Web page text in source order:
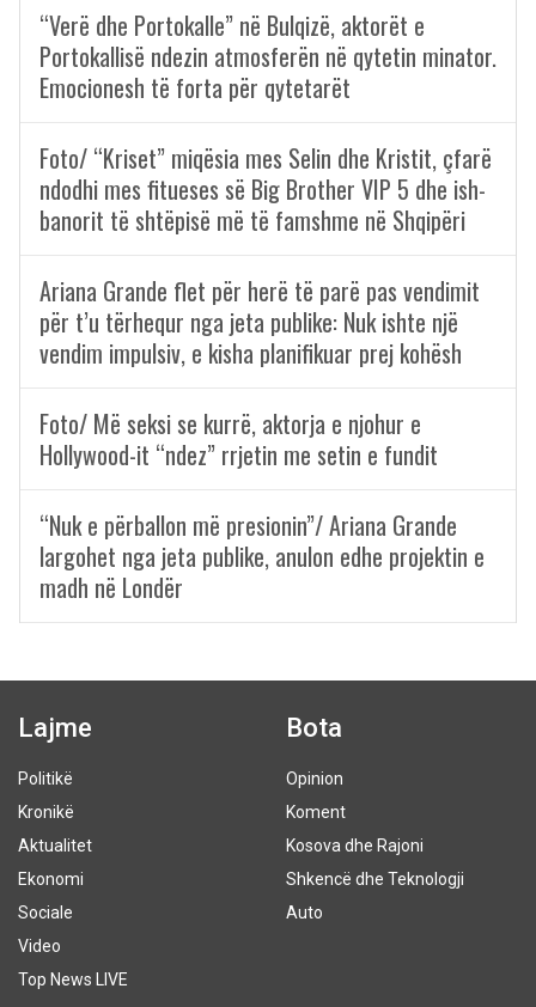
“Verë dhe Portokalle” në Bulqizë, aktorët e
Portokallisë ndezin atmosferën në qytetin minator.
Emocionesh të forta për qytetarët
Foto/ “Kriset” miqësia mes Selin dhe Kristit, çfarë
ndodhi mes fitueses së Big Brother VIP 5 dhe ish-
banorit të shtëpisë më të famshme në Shqipëri
Ariana Grande flet për herë të parë pas vendimit
për t’u tërhequr nga jeta publike: Nuk ishte një
vendim impulsiv, e kisha planifikuar prej kohësh
Foto/ Më seksi se kurrë, aktorja e njohur e
Hollywood-it “ndez” rrjetin me setin e fundit
“Nuk e përballon më presionin”/ Ariana Grande
largohet nga jeta publike, anulon edhe projektin e
madh në Londër
Lajme
Politikë
Kronikë
Aktualitet
Ekonomi
Sociale
Video
Top News LIVE
Bota
Opinion
Koment
Kosova dhe Rajoni
Shkencë dhe Teknologji
Auto